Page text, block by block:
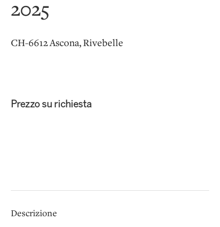
2025
CH-6612 Ascona, Rivebelle
Prezzo su richiesta
Descrizione